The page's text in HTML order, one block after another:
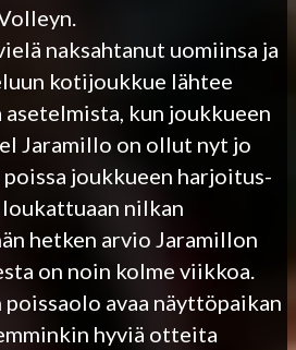
naksahtanut uomiinsa ja
kotijoukkue lähtee
asetelmista, kun joukkueen
Jaramillo on ollut nyt jo
joukkueen harjoitus-
nilkan
hetken arvio Jaramillon
on noin kolme viikkoa.
avaa näyttöpaikan
hyviä otteita